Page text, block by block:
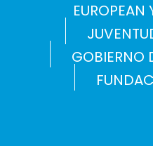
EUROPEAN
GOBIERNO